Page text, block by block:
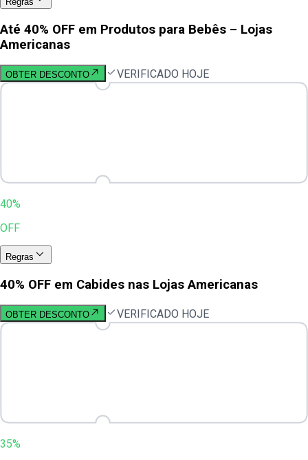
Até 40% OFF em Produtos para Bebês – Lojas
Americanas
OBTER DESCONTO VERIFICADO HOJE
40%
OFF
Regras
40% OFF em Cabides nas Lojas Americanas
OBTER DESCONTO VERIFICADO HOJE
35%